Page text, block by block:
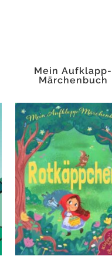
Mein Aufklapp-
Märchenbuch